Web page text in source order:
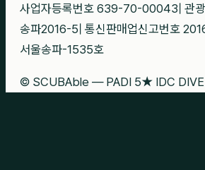
사업자등록번호 639-70-00043 관
송파2016-5 통신판매업신고번호
서울송파-1535호
© SCUBAble — PADI 5★ IDC DIVE